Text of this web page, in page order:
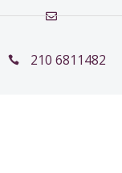
210 6811482